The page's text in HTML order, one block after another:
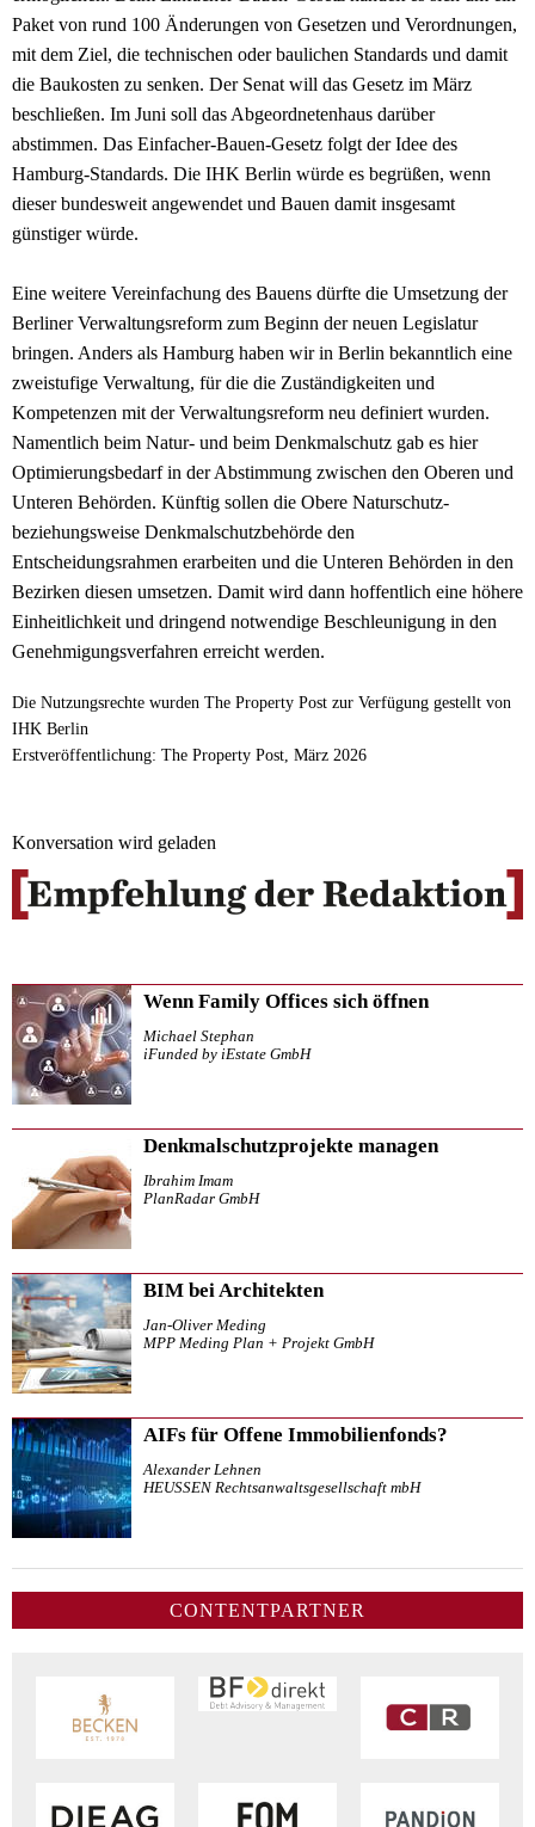
Paket von rund 100 Änderungen von Gesetzen und Verordnungen,
mit dem Ziel, die technischen oder baulichen Standards und damit
die Baukosten zu senken. Der Senat will das Gesetz im März
beschließen. Im Juni soll das Abgeordnetenhaus darüber
abstimmen. Das Einfacher-Bauen-Gesetz folgt der Idee des
Hamburg-Standards. Die IHK Berlin würde es begrüßen, wenn
dieser bundesweit angewendet und Bauen damit insgesamt
günstiger würde.
Eine weitere Vereinfachung des Bauens dürfte die Umsetzung der
Berliner Verwaltungsreform zum Beginn der neuen Legislatur
bringen. Anders als Hamburg haben wir in Berlin bekanntlich eine
zweistufige Verwaltung, für die die Zuständigkeiten und
Kompetenzen mit der Verwaltungsreform neu definiert wurden.
Namentlich beim Natur- und beim Denkmalschutz gab es hier
Optimierungsbedarf in der Abstimmung zwischen den Oberen und
Unteren Behörden. Künftig sollen die Obere Naturschutz-
beziehungsweise Denkmalschutzbehörde den
Entscheidungsrahmen erarbeiten und die Unteren Behörden in den
Bezirken diesen umsetzen. Damit wird dann hoffentlich eine höhere
Einheitlichkeit und dringend notwendige Beschleunigung in den
Genehmigungsverfahren erreicht werden.
Die Nutzungsrechte wurden The Property Post zur Verfügung gestellt von
IHK Berlin
Erstveröffentlichung: The Property Post, März 2026
Konversation wird geladen
Wenn Family Offices sich öffnen
Michael Stephan
iFunded by iEstate GmbH
Denkmalschutzprojekte managen
Ibrahim Imam
PlanRadar GmbH
BIM bei Architekten
Jan-Oliver Meding
MPP Meding Plan + Projekt GmbH
AIFs für Offene Immobilienfonds?
Alexander Lehnen
HEUSSEN Rechtsanwaltsgesellschaft mbH
CONTENTPARTNER